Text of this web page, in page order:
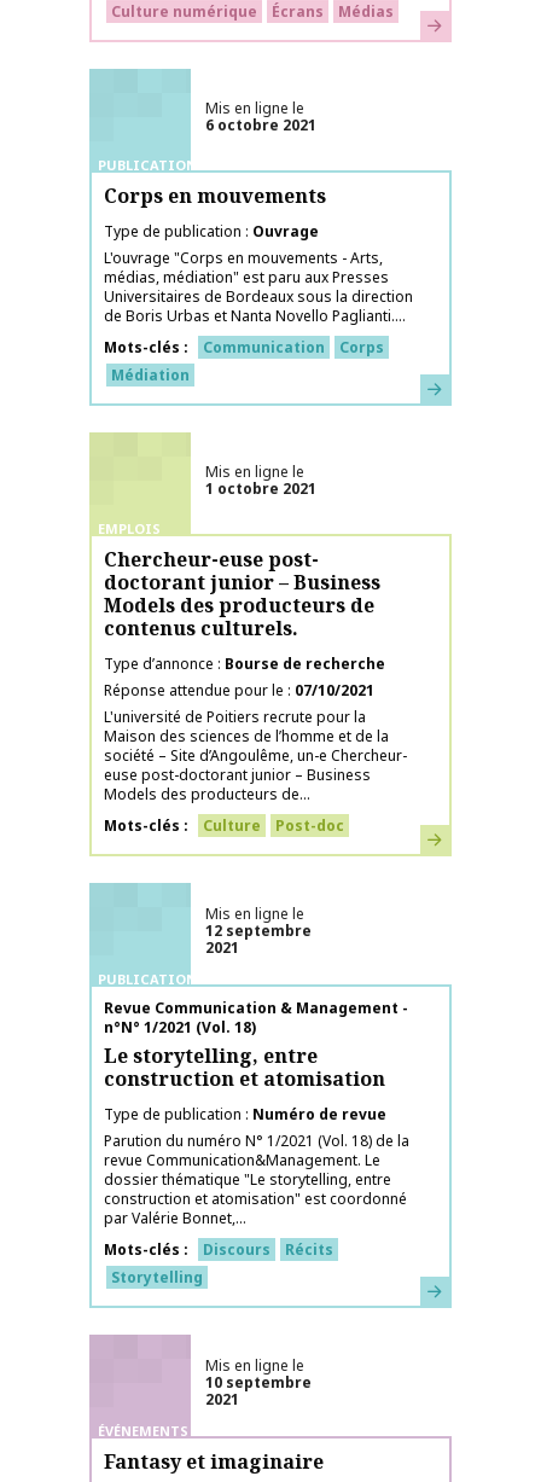
Culture numérique
Écrans Médias En savoir plus
PUBLICATIONS
Mis en ligne le
6 octobre 2021
Corps en mouvements
Type de publication
Ouvrage
L'ouvrage "Corps en mouvements - Arts,
médias, médiation" est paru aux Presses
Universitaires de Bordeaux sous la direction
de Boris Urbas et Nanta Novello Paglianti....
Mots-clés
Communication
Corps
Médiation
En savoir plus
EMPLOIS
Mis en ligne le
1 octobre 2021
Chercheur-euse post-
doctorant junior – Business
Models des producteurs de
contenus culturels.
Type d’annonce
Bourse de recherche
Réponse attendue pour le
07/10/2021
L'université de Poitiers recrute pour la
Maison des sciences de l’homme et de la
société – Site d’Angoulême, un-e Chercheur-
euse post-doctorant junior – Business
Models des producteurs de...
Mots-clés
Culture Post-doc En savoir plus
PUBLICATIONS
Mis en ligne le
12 septembre
2021
Nom de la publication
Revue Communication & Management -
n°N° 1/2021 (Vol. 18)
Le storytelling, entre
construction et atomisation
Type de publication
Numéro de revue
Parution du numéro N° 1/2021 (Vol. 18) de la
revue Communication&Management. Le
dossier thématique "Le storytelling, entre
construction et atomisation" est coordonné
par Valérie Bonnet,...
Mots-clés
Discours
Récits
Storytelling
En savoir plus
ÉVÉNEMENTS
Mis en ligne le
10 septembre
2021
Fantasy et imaginaire